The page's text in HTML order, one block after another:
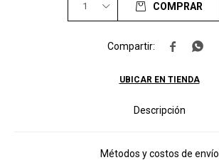
1 COMPRAR
 
UBICAR EN TIENDA
Descripción
Métodos y costos de envío